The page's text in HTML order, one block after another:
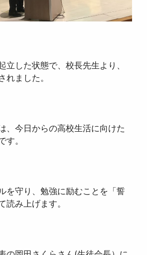
立した状態で、校長先生より、
れました。
、今日からの高校生活に向けた
す。
を守り、勉強に励むことを「誓
読み上げます。